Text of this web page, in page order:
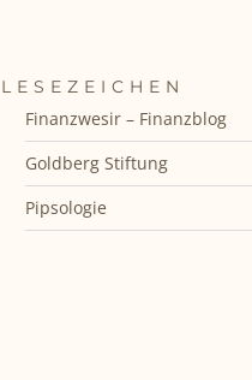
LESEZEICHEN
Finanzwesir – Finanzblog
Goldberg Stiftung
Pipsologie